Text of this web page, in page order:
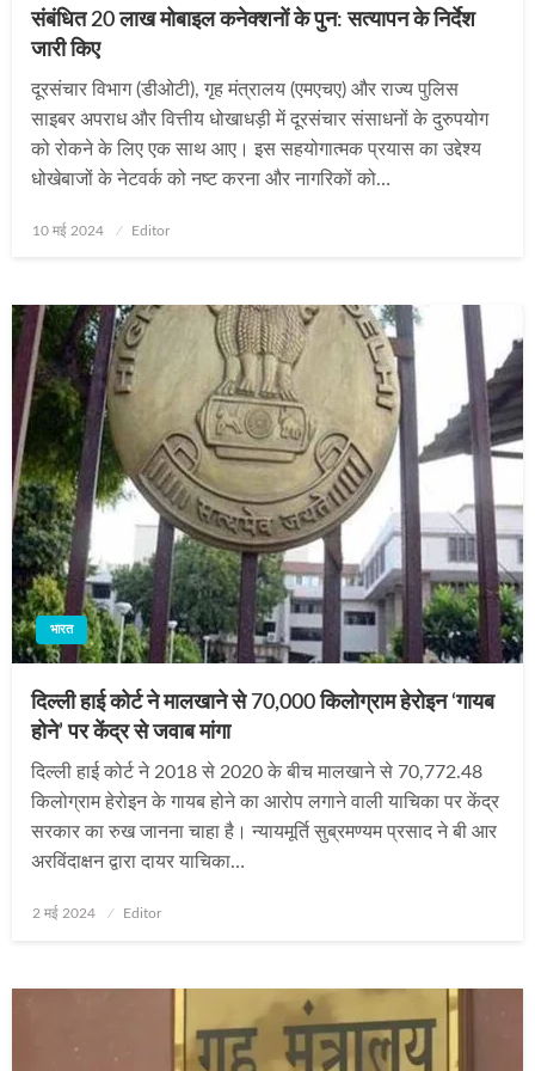
संबंधित 20 लाख मोबाइल कनेक्शनों के पुन: सत्यापन के निर्देश
जारी किए
दूरसंचार विभाग (डीओटी), गृह मंत्रालय (एमएचए) और राज्य पुलिस
साइबर अपराध और वित्तीय धोखाधड़ी में दूरसंचार संसाधनों के दुरुपयोग
को रोकने के लिए एक साथ आए। इस सहयोगात्मक प्रयास का उद्देश्य
धोखेबाजों के नेटवर्क को नष्ट करना और नागरिकों को…
Posted
10 मई 2024 Editor
भारत
दिल्ली हाई कोर्ट ने मालखाने से 70,000 किलोग्राम हेरोइन ‘गायब
होने’ पर केंद्र से जवाब मांगा
दिल्ली हाई कोर्ट ने 2018 से 2020 के बीच मालखाने से 70,772.48
किलोग्राम हेरोइन के गायब होने का आरोप लगाने वाली याचिका पर केंद्र
सरकार का रुख जानना चाहा है। न्यायमूर्ति सुब्रमण्यम प्रसाद ने बी आर
अरविंदाक्षन द्वारा दायर याचिका…
Posted
2 मई 2024 Editor